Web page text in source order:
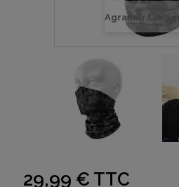
Agrandir l'image
29,99 € TTC